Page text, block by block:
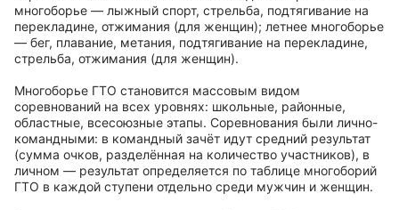
многоборье — лыжный спорт, стрельба, подтягивание на
перекладине, отжимания (для женщин); летнее многоборье
— бег, плавание, метания, подтягивание на перекладине,
стрельба, отжимания (для женщин).
Многоборье ГТО становится массовым видом
соревнований на всех уровнях: школьные, районные,
областные, всесоюзные этапы. Соревнования были лично-
командными: в командный зачёт идут средний результат
(сумма очков, разделённая на количество участников), в
личном — результат определяется по таблице многоборий
ГТО в каждой ступени отдельно среди мужчин и женщин.